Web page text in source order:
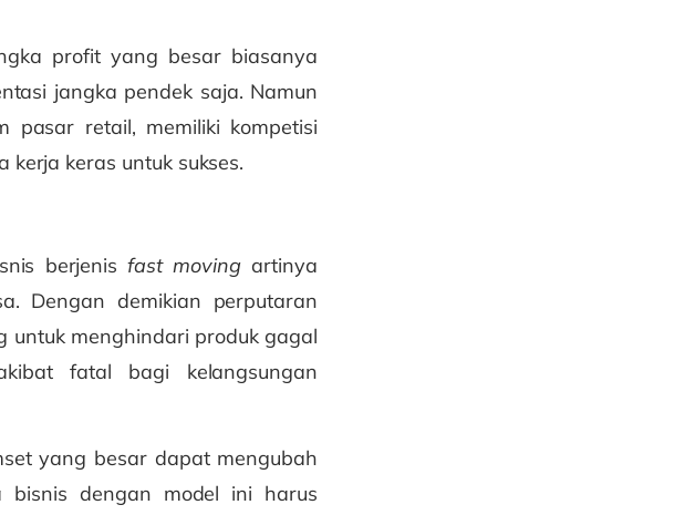
profit yang besar biasanya
jangka pendek saja. Namun
pasar retail, memiliki kompetisi
keras untuk sukses.
berjenisfast moving artinya
Dengan demikian perputaran
untuk menghindari produk gagal
fatal bagi kelangsungan
yang besar dapat mengubah
bisnis dengan model ini harus